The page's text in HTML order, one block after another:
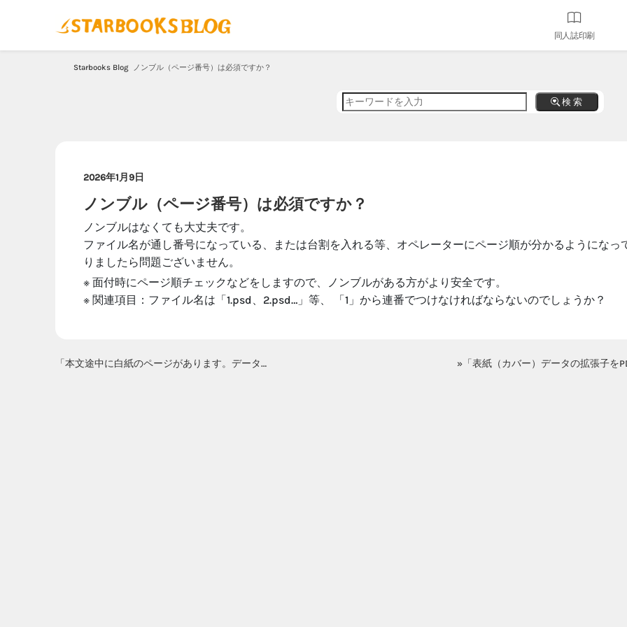
同人誌印刷
検 索
Starbooks Blog ノンブル（ページ番号）は必須ですか？
2026年1月9日
ノンブル（ページ番号）は必須ですか？
ノンブルはなくても大丈夫です。
ファイル名が通し番号になっている、または台割を入れる等、オペレーターにページ順が分かるようになっ
りましたら問題ございません。
※ 面付時にページ順チェックなどをしますので、ノンブルがある方がより安全です。
※ 関連項目： ファイル名は「1.psd、2.psd…」等、 「1」から連番でつけなければならないのでしょうか？
「本文途中に白紙のページがあります。データはどうしたらいいですか？」«